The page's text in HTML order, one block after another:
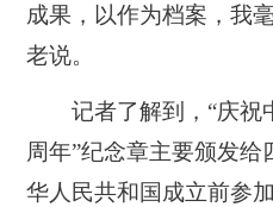
成果，以作为档案，我
老说。
记者了解到，“庆祝
周年”纪念章主要颁发
华人民共和国成立前参